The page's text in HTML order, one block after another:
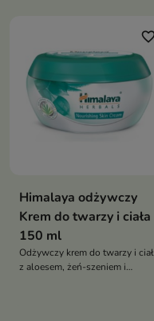
Himalaya odżywczy
Krem do twarzy i ciała
150 ml
Odżywczy krem do twarzy i
z aloesem, żeń-szeniem i